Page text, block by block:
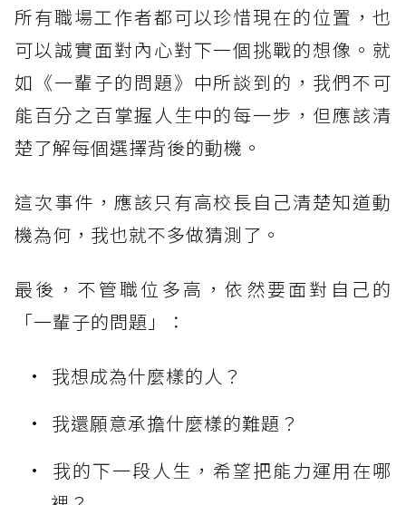
所有職場工作者都可以珍惜現在的位置，也
可以誠實面對內心對下一個挑戰的想像。就
如《一輩子的問題》中所談到的，我們不可
能百分之百掌握人生中的每一步，但應該清
楚了解每個選擇背後的動機。
這次事件，應該只有高校長自己清楚知道動
機為何，我也就不多做猜測了。
最後，不管職位多高，依然要面對自己的
「一輩子的問題」：
我想成為什麼樣的人？
我還願意承擔什麼樣的難題？
我的下一段人生，希望把能力運用在哪